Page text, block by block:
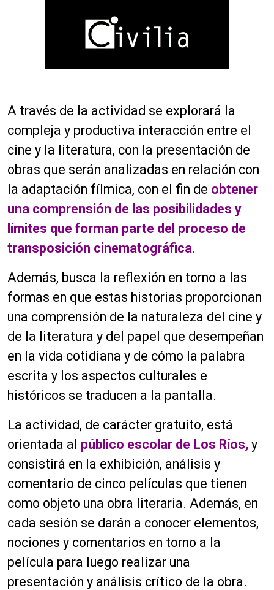
A través de la actividad se explorará la
compleja y productiva interacción entre el
cine y la literatura, con la presentación de
obras que serán analizadas en relación con
la adaptación fílmica, con el fin de obtener
una comprensión de las posibilidades y
límites que forman parte del proceso de
transposición cinematográfica.
Además, busca la reflexión en torno a las
formas en que estas historias proporcionan
una comprensión de la naturaleza del cine y
de la literatura y del papel que desempeñan
en la vida cotidiana y de cómo la palabra
escrita y los aspectos culturales e
históricos se traducen a la pantalla.
La actividad, de carácter gratuito, está
orientada al público escolar de Los Ríos, y
consistirá en la exhibición, análisis y
comentario de cinco películas que tienen
como objeto una obra literaria. Además, en
cada sesión se darán a conocer elementos,
nociones y comentarios en torno a la
película para luego realizar una
presentación y análisis crítico de la obra.